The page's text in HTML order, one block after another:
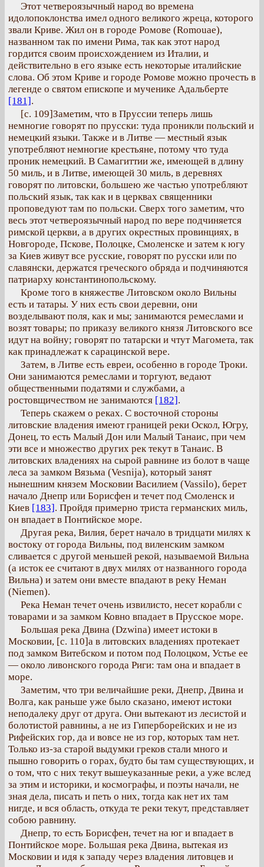
Этот четвероязычный народ во времена
идолопоклонства имел одного великого жреца, которого
звали Криве. Жил он в городе Ромове (Romouae),
названном так по имени Рима, так как этот народ
гордится своим происхождением из Италии, и
действительно в его языке есть некоторые италийские
слова. Об этом Криве и городе Ромове можно прочесть в
легенде о святом епископе и мученике Адальберте
[181].
[с. 109]Заметим, что в Пруссии теперь лишь
немногие говорят по прусски: туда проникли польский и
немецкий языки. Также и в Литве — местный язык
употребляют немногие крестьяне, потому что туда
проник немецкий. В Самагиттии же, имеющей в длину
50 миль, и в Литве, имеющей 30 миль, в деревнях
говорят по литовски, большею же частью употребляют
польский язык, так как и в церквах священники
проповедуют там по польски. Сверх того заметим, что
весь этот четвероязычный народ по вере подчиняется
римской церкви, а в других окрестных провинциях, в
Новгороде, Пскове, Полоцке, Смоленске и затем к югу
за Киев живут все русские, говорят по русски или по
славянски, держатся греческого обряда и подчиняются
патриарху константинопольскому.
Кроме того в княжестве Литовском около Вильны
есть и татары. У них есть свои деревни, они
возделывают поля, как и мы; занимаются ремеслами и
возят товары; по приказу великого князя Литовского все
идут на войну; говорят по татарски и чтут Магомета, так
как принадлежат к сарацинской вере.
Затем, в Литве есть евреи, особенно в городе Троки.
Они занимаются ремеслами и торгуют, ведают
общественными податями и службами, а
ростовщичеством не занимаются [182].
Теперь скажем о реках. С восточной стороны
литовские владения имеют границей реки Оскол, Югру,
Донец, то есть Малый Дон или Малый Танаис, при чем
эти все и множество других рек текут в Танаис. В
литовских владениях на сырой равнине из болот в чаще
леса за замком Вязьма (Vesnija), который занят
нынешним князем Московии Василием (Vassilo), берет
начало Днепр или Борисфен и течет под Смоленск и
Киев [183]. Пройдя примерно триста германских миль,
он впадает в Понтийское море.
Другая река, Вилия, берет начало в тридцати милях к
востоку от города Вильны, под виленским замком
сливается с другой меньшей рекой, называемой Вильна
(а исток ее считают в двух милях от названного города
Вильна) и затем они вместе впадают в реку Неман
(Niemen).
Река Неман течет очень извилисто, несет корабли с
товарами и за замком Ковно впадает в Прусское море.
Большая река Двина (Dzwina) имеет истоки в
Московии, [с. 110]а в литовских владениях протекает
под замком Витебском и потом под Полоцком, Устье ее
— около ливонского города Риги: там она и впадает в
море.
Заметим, что три величайшие реки, Днепр, Двина и
Волга, как раньше уже было сказано, имеют истоки
неподалеку друг от друга. Они вытекают из лесистой и
болотистой равнины, а не из Гиперборейских и не из
Рифейских гор, да и вовсе не из гор, которых там нет.
Только из-за старой выдумки греков стали много и
пышно говорить о горах, будто бы там существующих, и
о том, что с них текут вышеуказанные реки, а уже вслед
за этим и историки, и космографы, и поэты начали, не
зная дела, писать и петь о них, тогда как нет их там
нигде, и вся область, откуда те реки текут, представляет
собою равнину.
Днепр, то есть Борисфен, течет на юг и впадает в
Понтийское море. Большая река Двина, вытекая из
Московии и идя к западу через владения литовцев и